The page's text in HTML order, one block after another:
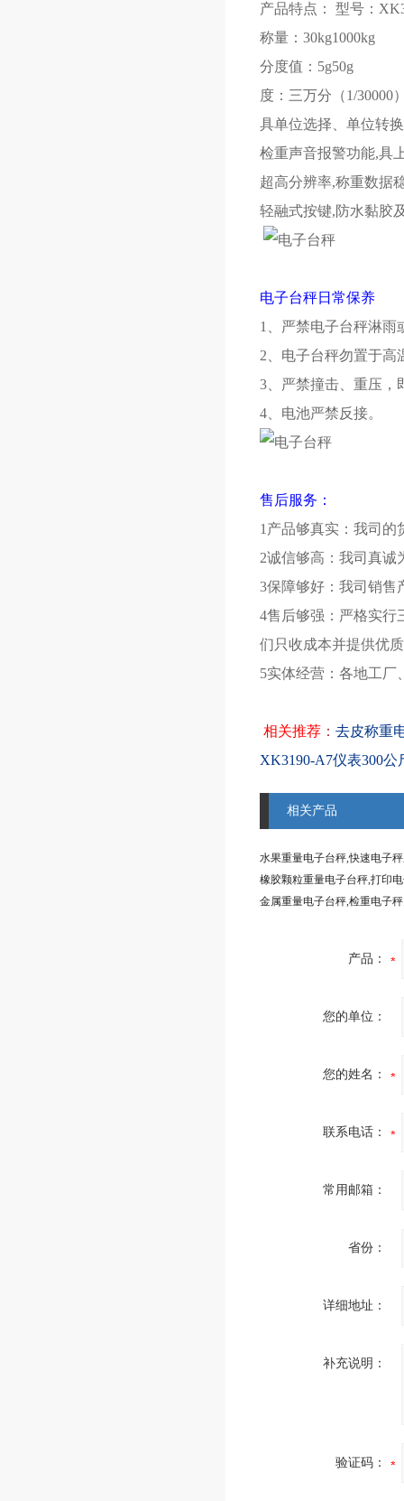
产品特点： 型号：
称量：30kg1000kg
分度值：5g50g
度：三万分（1/30000
具单位选择、单位转
检重声音报警功能,具
超高分辨率,称重数据
轻融式按键,防水黏胶
电子台秤日常保养
1、严禁电子台秤淋雨
2、电子台秤勿置于高
3、严禁撞击、重压，
4、电池严禁反接。
售后服务：
1产品够真实：我司的
2诚信够高：我司真诚
3保障够好：我司销售
4售后够强：严格实行
们只收成本并提供优
5实体经营：各地工厂
相关推荐 ： 去皮称重
XK3190-A7仪表300
相关产品
水果重量电子台秤,快速电子
橡胶颗粒重量电子台秤,打印
产品：
您的单位：
您的姓名：
联系电话：
常用邮箱：
省份：
详细地址：
补充说明：
验证码：